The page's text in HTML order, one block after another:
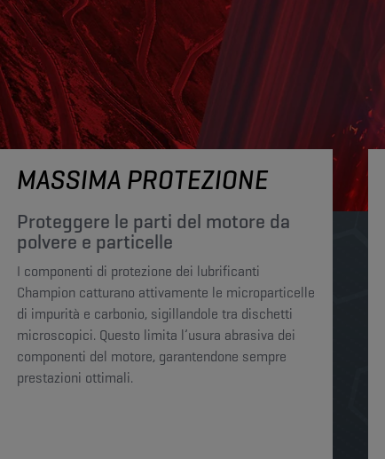
MASSIMA PROTEZIONE
Proteggere le parti del motore da
polvere e particelle
I componenti di protezione dei lubrificanti
Champion catturano attivamente le microparticelle
di impurità e carbonio, sigillandole tra dischetti
microscopici. Questo limita l’usura abrasiva dei
componenti del motore, garantendone sempre
prestazioni ottimali.